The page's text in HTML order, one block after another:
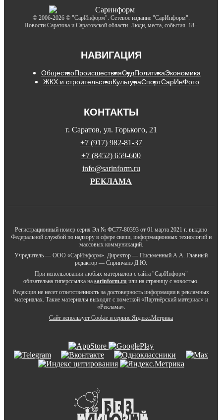
© 2006-2026 © "СарИнформ". Сетевое издание "СарИнформ".
Новости Саратова и Саратовской области. Люди, места, события. 18+
НАВИГАЦИЯ
ОбществоПроисшествияСудПолитикаЭкономика
ЖКХ и строительствоКультураСпортСарИнФото
КОНТАКТЫ
г. Саратов, ул. Горького, 21
+7 (917) 982-81-37
+7 (8452) 659-600
info@sarinform.ru
РЕКЛАМА
Регистрационный номер серия Эл № ФС77-80393 от 01 марта 2021 г. выдано
Федеральной службой по надзору в сфере связи, информационных технологий и
массовых коммуникаций.
Учредитель — ООО «СарИнформ». Директор — Письменный А.А. Главный
редактор — Спринчанэ Д.Ю.
При использовании любых материалов с сайта "СарИнформ"
обязательна гиперссылка на sarinform.ru или на страницу с новостью.
Редакция не несет ответственность за достоверность информации в рекламных
материалах. Такие материалы выходят с пометкой «Партнёрский материал» и
«Реклама».
Сайт использует Cookie и сервиc Яндекс.Метрика